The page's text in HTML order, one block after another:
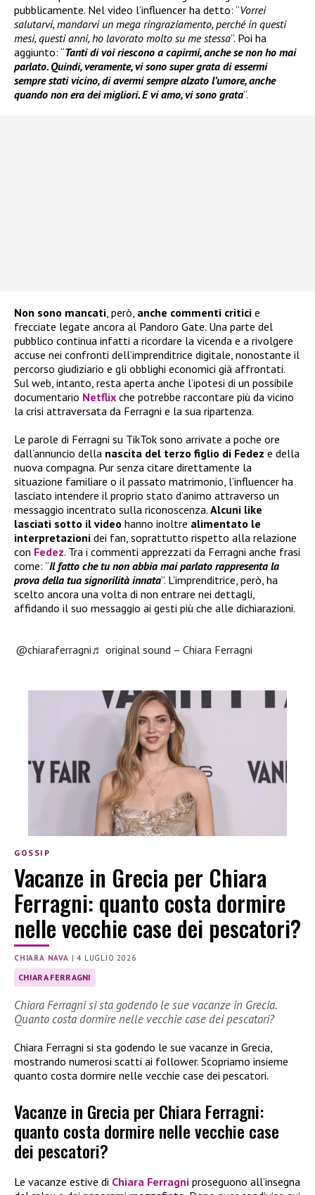
pubblicamente. Nel video l’influencer ha detto: “Vorrei
salutarvi, mandarvi un mega ringraziamento, perché in questi
mesi, questi anni, ho lavorato molto su me stessa”. Poi ha
aggiunto: “Tanti di voi riescono a capirmi, anche se non ho mai
parlato. Quindi, veramente, vi sono super grata di essermi
sempre stati vicino, di avermi sempre alzato l’umore, anche
quando non era dei migliori. E vi amo, vi sono grata”.
Non sono mancati, però, anche commenti critici e
frecciate legate ancora al Pandoro Gate. Una parte del
pubblico continua infatti a ricordare la vicenda e a rivolgere
accuse nei confronti dell’imprenditrice digitale, nonostante il
percorso giudiziario e gli obblighi economici già affrontati.
Sul web, intanto, resta aperta anche l’ipotesi di un possibile
documentario Netflix che potrebbe raccontare più da vicino
la crisi attraversata da Ferragni e la sua ripartenza.
Le parole di Ferragni su TikTok sono arrivate a poche ore
dall’annuncio della nascita del terzo figlio di Fedez e della
nuova compagna. Pur senza citare direttamente la
situazione familiare o il passato matrimonio, l’influencer ha
lasciato intendere il proprio stato d’animo attraverso un
messaggio incentrato sulla riconoscenza. Alcuni like
lasciati sotto il video hanno inoltre alimentato le
interpretazioni dei fan, soprattutto rispetto alla relazione
con Fedez. Tra i commenti apprezzati da Ferragni anche frasi
come: “Il fatto che tu non abbia mai parlato rappresenta la
prova della tua signorilità innata”. L’imprenditrice, però, ha
scelto ancora una volta di non entrare nei dettagli,
affidando il suo messaggio ai gesti più che alle dichiarazioni.
@chiaraferragni♬ original sound – Chiara Ferragni
GOSSIP
Vacanze in Grecia per Chiara
Ferragni: quanto costa dormire
nelle vecchie case dei pescatori?
CHIARA NAVA |4 LUGLIO 2026
CHIARA FERRAGNI
Chiara Ferragni si sta godendo le sue vacanze in Grecia.
Quanto costa dormire nelle vecchie case dei pescatori?
Chiara Ferragni si sta godendo le sue vacanze in Grecia,
mostrando numerosi scatti ai follower. Scopriamo insieme
quanto costa dormire nelle vecchie case dei pescatori.
Vacanze in Grecia per Chiara Ferragni:
quanto costa dormire nelle vecchie case
dei pescatori?
Le vacanze estive di Chiara Ferragni proseguono all’insegna